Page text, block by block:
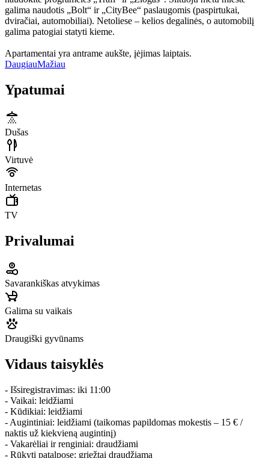
galima naudotis „Bolt“ ir „CityBee“ paslaugomis (paspirtukai,
dviračiai, automobiliai). Netoliese – kelios degalinės, o automobilį
galima patogiai statyti kieme.
Apartamentai yra antrame aukšte, įėjimas laiptais.
DaugiauMažiau
Ypatumai
Dušas
Virtuvė
Internetas
TV
Privalumai
Savarankiškas atvykimas
Galima su vaikais
Draugiški gyvūnams
Vidaus taisyklės
- Išsiregistravimas: iki 11:00
- Vaikai: leidžiami
- Kūdikiai: leidžiami
- Augintiniai: leidžiami (taikomas papildomas mokestis – 15 € /
naktis už kiekvieną augintinį)
- Vakarėliai ir renginiai: draudžiami
- Rūkyti patalpose: griežtai draudžiama